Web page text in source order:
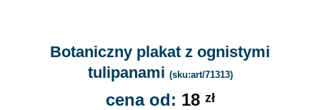
Botaniczny plakat z ognistymi
tulipanami (sku:art/71313)
cena od: 18 zł